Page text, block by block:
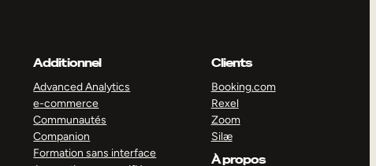
Additionnel
Advanced Analytics
e-commerce
Communautés
Companion
Formation sans interface
Clients
Booking.com
Rexel
Zoom
Silæ
À propos